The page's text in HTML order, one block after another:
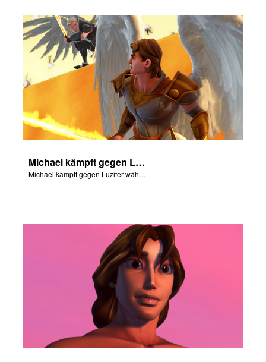
Michael kämpft gegen Luzifer während der Rebellion im Himmel.
Michael kämpft gegen Luzifer während der Rebellion im Himmel.